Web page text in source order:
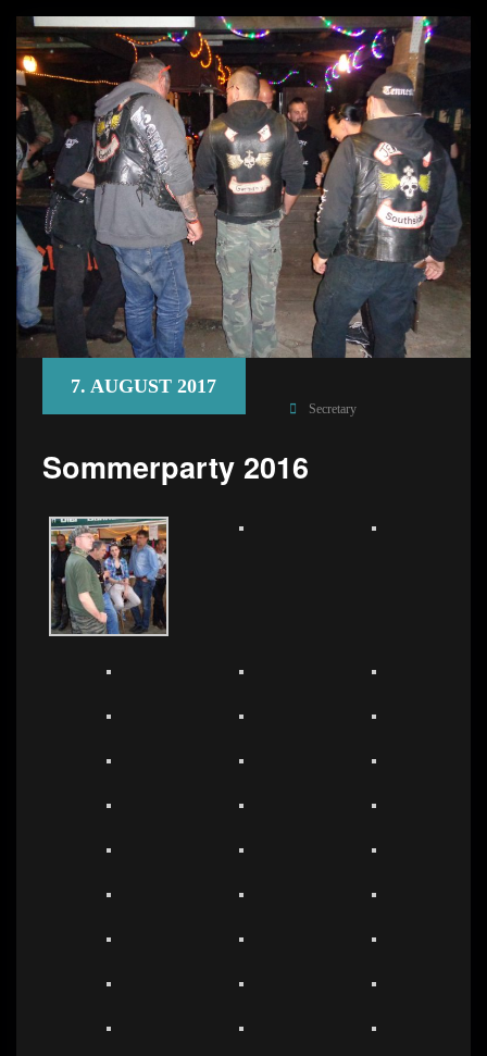
7. AUGUST 2017
Secretary
Sommerparty 2016